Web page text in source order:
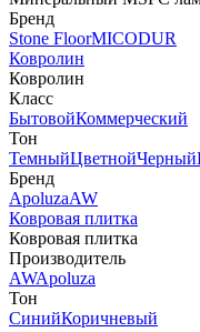
Бренд
Stone FloorMICODUR
Ковролин
Ковролин
Класс
БытовойКоммерческий
Тон
ТемныйЦветнойЧерный
Бренд
ApoluzaAW
Ковровая плитка
Ковровая плитка
Производитель
AWApoluza
Тон
СинийКоричневый